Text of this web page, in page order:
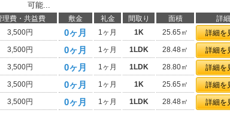
可能...
理費・共益費 敷金 礼金 間取り 面積 詳細
3,500円 0ヶ月 1ヶ月 1K 25.65㎡ 詳細を
3,500円 0ヶ月 1ヶ月 1LDK 28.48㎡ 詳細を
3,500円 0ヶ月 1ヶ月 1LDK 28.80㎡ 詳細を
3,500円 0ヶ月 1ヶ月 1K 25.65㎡ 詳細を
3,500円 0ヶ月 1ヶ月 1LDK 28.48㎡ 詳細を